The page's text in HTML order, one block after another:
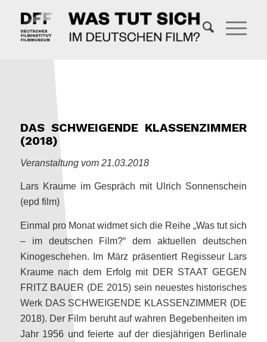
DAS SCHWEIGENDE KLASSENZIMMER
(2018)
Veranstaltung vom 21.03.2018
Lars Kraume im Gespräch mit Ulrich Sonnenschein
(epd film)
Einmal pro Monat widmet sich die Reihe „Was tut sich
– im deutschen Film?“ dem aktuellen deutschen
Kinogeschehen. Im März präsentiert Regisseur Lars
Kraume nach dem Erfolg mit DER STAAT GEGEN
FRITZ BAUER (DE 2015) sein neuestes historisches
Werk DAS SCHWEIGENDE KLASSENZIMMER (DE
2018). Der Film beruht auf wahren Begebenheiten im
Jahr 1956 und feierte auf der diesjährigen Berlinale